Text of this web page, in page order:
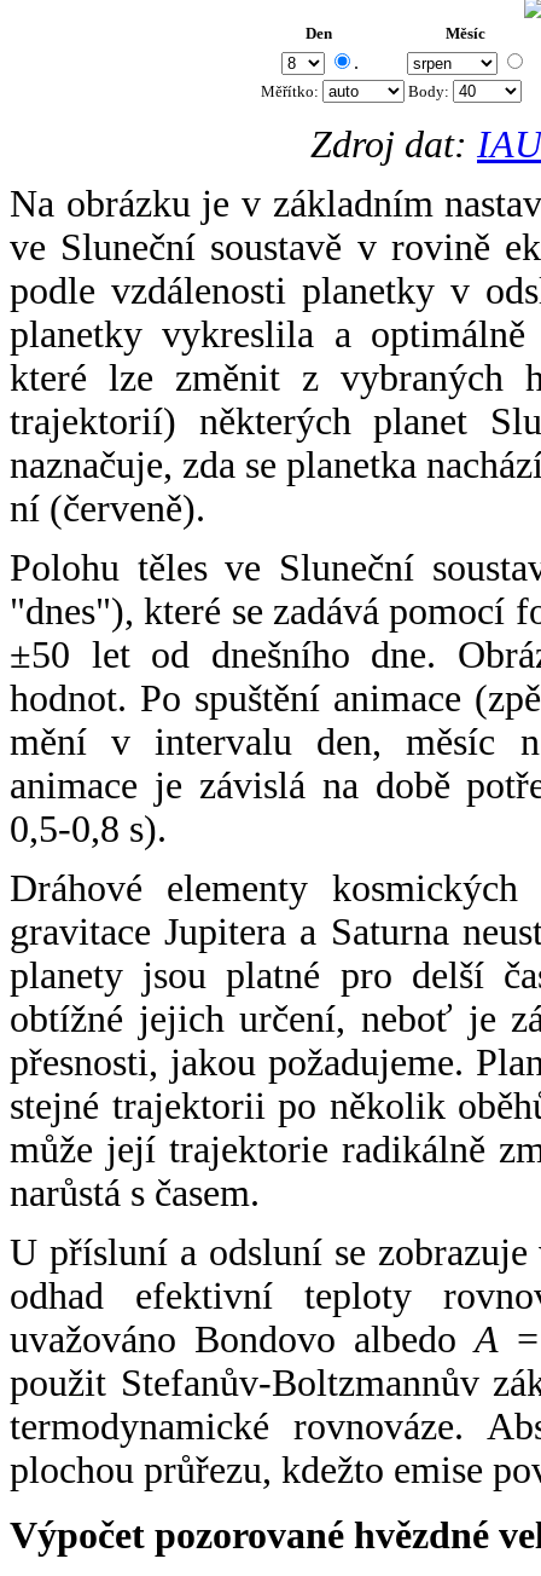
Den Měsíc
.
Měřítko: Body:
Zdroj dat:
Na obrázku je v základním
ve Sluneční soustavě v rovině
podle vzdálenosti planetky v
planetky vykreslila a
které lze změnit z vybraných
trajektorií) některých planet
naznačuje, zda se planetka
ní (červeně).
Polohu těles ve Sluneční
"dnes"), které se zadává pomocí
±50 let od dnešního dne.
hodnot. Po spuštění animace
mění v intervalu den, měsíc
animace je závislá na době
0,5-0,8 s).
Dráhové elementy
gravitace Jupitera a Saturna
planety jsou platné pro delší
obtížné jejich určení, neboť je
přesnosti, jakou požadujeme.
stejné trajektorii po několik
může její trajektorie radikálně
narůstá s časem.
U přísluní a odsluní se
odhad efektivní teploty
uvažováno Bondovo albedoA
použit Stefanův-Boltzmannův
termodynamické rovnováze.
plochou průřezu, kdežto emise
Výpočet pozorované hvězdné